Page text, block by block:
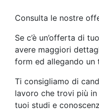
Consulta le nostre
Se c’è un’offerta di
avere maggiori
form ed allegando un
Ti consigliamo di
lavoro che trovi più
tuoi studi e